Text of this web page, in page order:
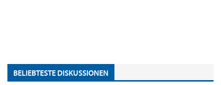
BELIEBTESTE DISKUSSIONEN